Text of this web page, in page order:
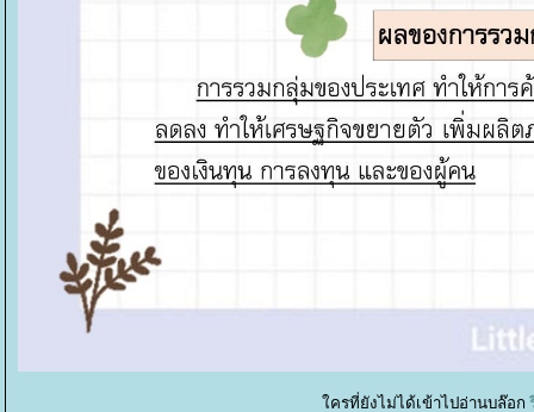
ครที่ยังไม่ได้เข้าไปอ่านบล๊อก